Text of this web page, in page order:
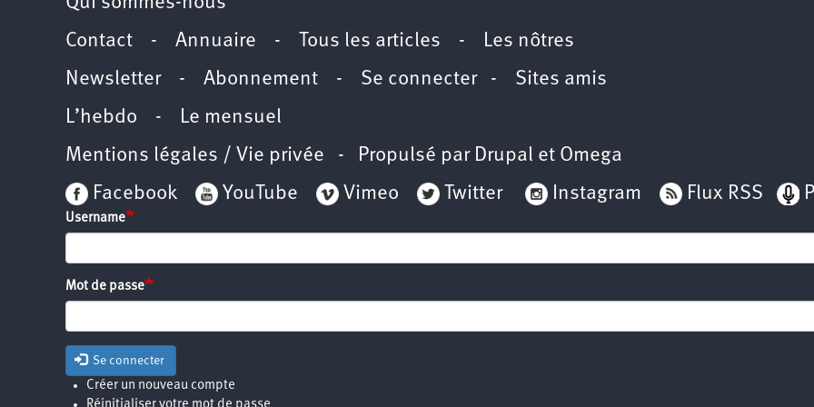
Contact - Annuaire - Tous les articles - Les nôtres
Newsletter- Abonnement - Se connecter- Sites amis
L’hebdo - Le mensuel
Mentions légales / Vie privée - Propulsé par Drupal et Omega
Facebook
YouTube Vimeo Twitter Instagram Flux RSS
Username
Mot de passe
Se connecter
Créer un nouveau compte